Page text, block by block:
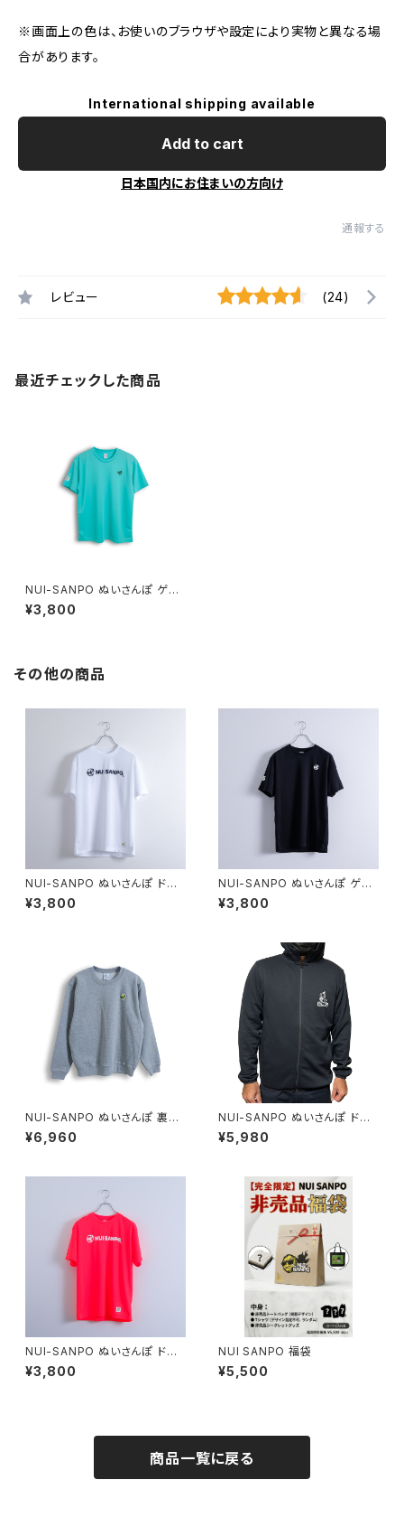
※画面上の色は、お使いのブラウザや設定により実物と異なる場
合があります。
International shipping available
Add to cart
日本国内にお住まいの方向け
通報する
レビュー (24)
最近チェックした商品
NUI-SANPO ぬいさんぽ ゲー
ムシャツ ミントグリーン
¥3,800
その他の商品
NUI-SANPO ぬいさんぽ ドラ
イロゴTシャツ ホワイト
¥3,800
NUI-SANPO ぬいさんぽ ゲー
ムシャツ ブラック
¥3,800
NUI-SANPO ぬいさんぽ 裏パ
イルスウェットクルーネックシャ
ツ / ミックスグレー
¥6,960
NUI-SANPO ぬいさんぽ ドラ
イスウェットジップパーカー【ブ
ラック/グレー】
¥5,980
NUI-SANPO ぬいさんぽ ドラ
イロゴTシャツ 蛍光オレンジ
¥3,800
NUI SANPO 福袋
¥5,500
商品一覧に戻る